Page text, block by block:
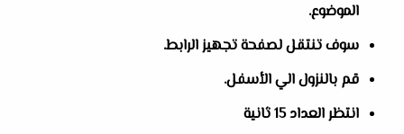
الموضوع.
سوف تنتقل لصفحة تجهيز الرابط.
قم بالنزول الي الأسفل.
انتظر العداد 15 ثانية